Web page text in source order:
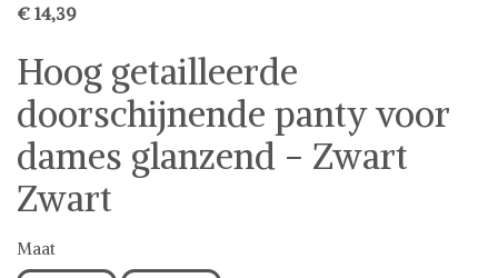
€ 14,39
Hoog getailleerde
doorschijnende panty voor
dames glanzend - Zwart
Zwart
Maat